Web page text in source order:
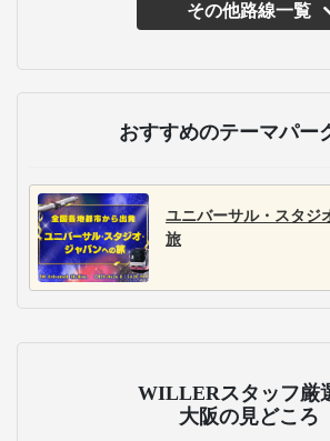
その他路線一覧
主な運行バス会社
古屋方面へ広がる高速
バス路線を運行。3列シ